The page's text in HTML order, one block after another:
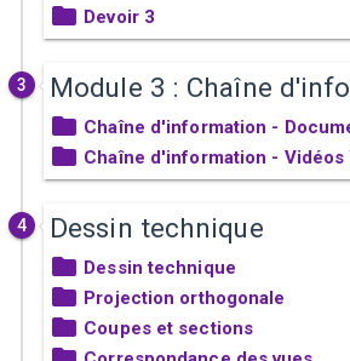
Devoir 3
3 Module 3 : Chaîne
Chaîne d'information -
Chaîne d'information - Vidéos
4 Dessin technique
Dessin technique
Projection orthogonale
Coupes et sections